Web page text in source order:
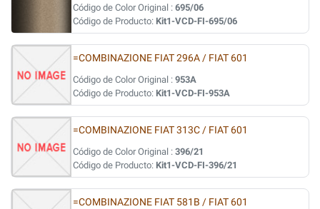
Código de Color Original : 695/06
Código de Producto: Kit1-VCD-FI-695/06
=COMBINAZIONE FIAT 296A / FIAT 601
Código de Color Original : 953A
Código de Producto: Kit1-VCD-FI-953A
=COMBINAZIONE FIAT 313C / FIAT 601
Código de Color Original : 396/21
Código de Producto: Kit1-VCD-FI-396/21
=COMBINAZIONE FIAT 581B / FIAT 601